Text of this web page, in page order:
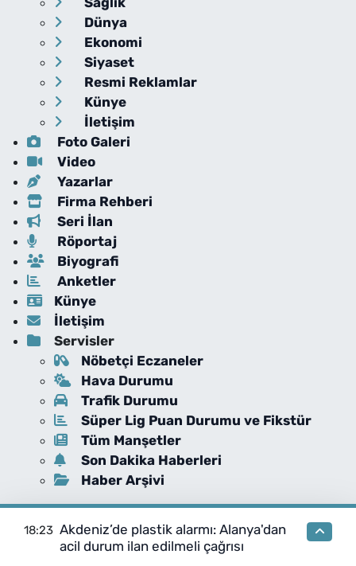
Dünya
Ekonomi
Siyaset
Resmi Reklamlar
Künye
İletişim
Foto Galeri
Video
Yazarlar
Firma Rehberi
Seri İlan
Röportaj
Biyografi
Anketler
Künye
İletişim
Servisler
Nöbetçi Eczaneler
Hava Durumu
Trafik Durumu
Süper Lig Puan Durumu ve Fikstür
Tüm Manşetler
Son Dakika Haberleri
Haber Arşivi
18:23 Akdeniz’de plastik alarmı: Alanya'dan
acil durum ilan edilmeli çağrısı